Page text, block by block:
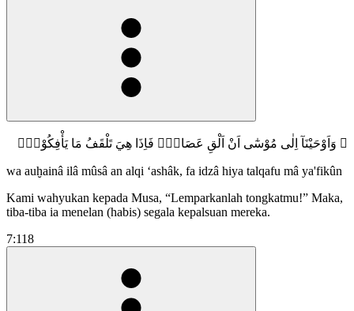
۞ وَاَوْحَيْنَآ اِلٰى مُوْسٰٓى اَنْ اَلْقِ عَصَاكَۚ فَاِذَا هِيَ تَلْقَفُ مَا يَأْفِكُوْنَۚ
wa auḫainâ ilâ mûsâ an alqi ‘ashâk, fa idzâ hiya talqafu mâ ya'fikûn
Kami wahyukan kepada Musa, “Lemparkanlah tongkatmu!” Maka,
tiba-tiba ia menelan (habis) segala kepalsuan mereka.
7:118